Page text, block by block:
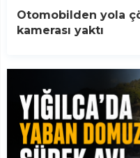
Otomobilden yola
kamerası yaktı